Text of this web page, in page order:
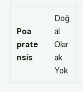
Poa
prate
nsis
Doğ
al
Olar
ak
Yok